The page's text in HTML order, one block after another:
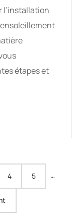
l’installation
étapes et
4 5 …